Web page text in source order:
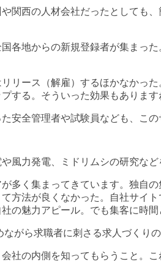
関西の人材会社だったとして
各地からの新規登録者が集まっ
リース（解雇）するほかなか
する。そういった効果もあります
安全管理者や試験員なども、こ
風力発電、ミドリムシの研究な
が多く集まってきています。独
方法が良くなかった。自社サイ
の魅力アピール。でも集客に時
がら求職者に刺さる求人づくり
社の内側を知ってもらうこと